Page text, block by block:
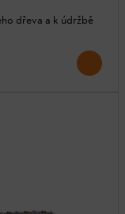
dřeva a k údržbě